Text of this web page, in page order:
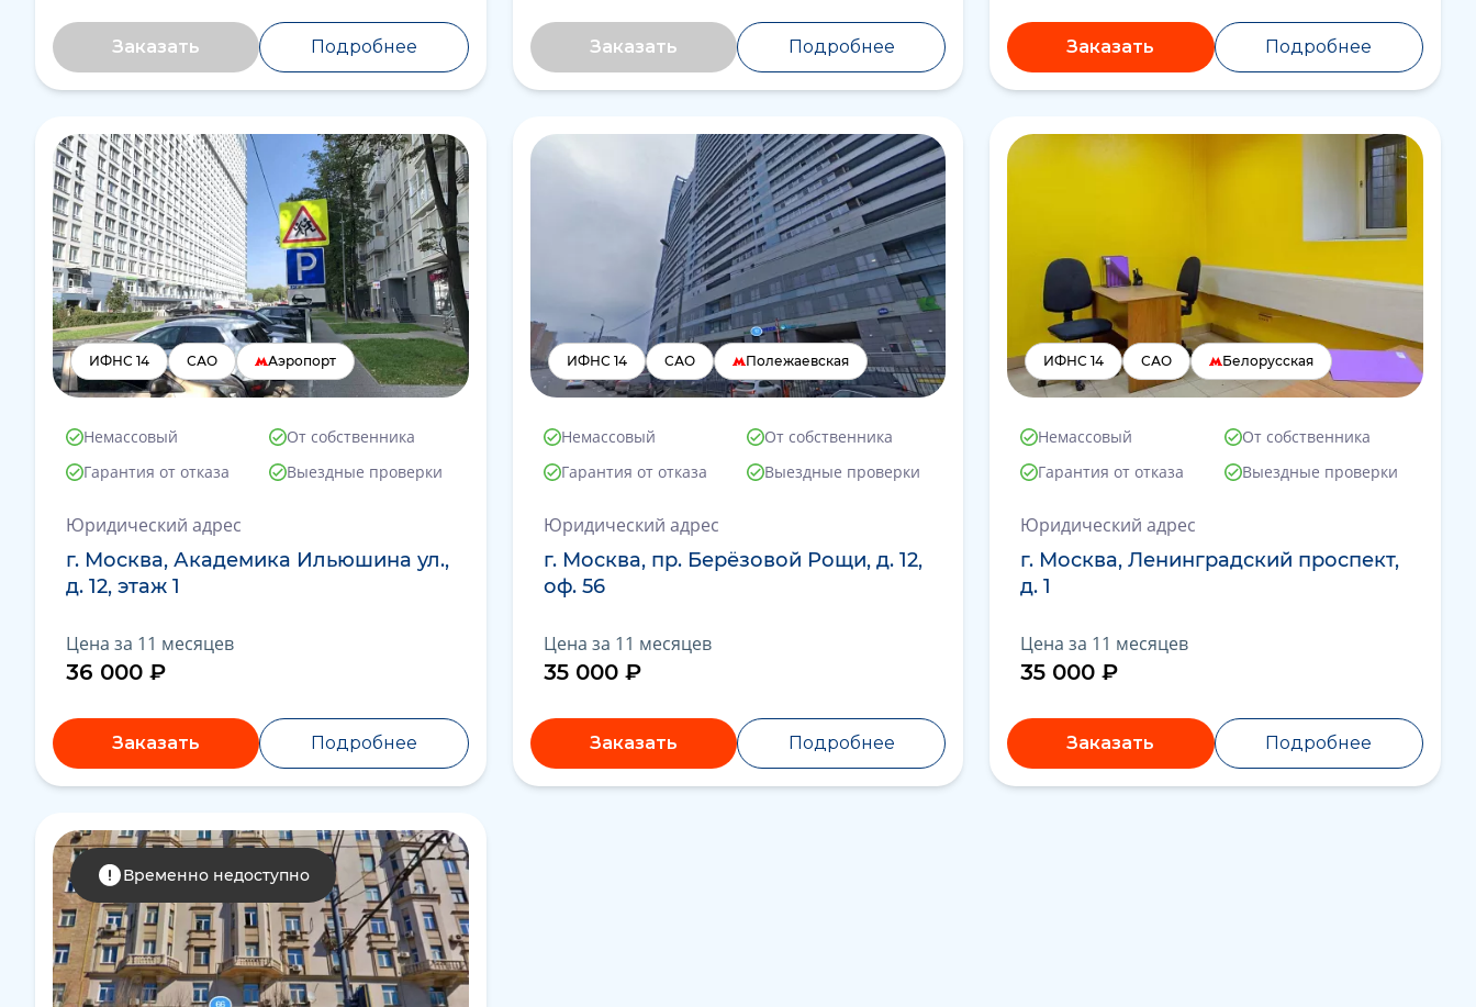
Заказать Подробнее Заказать Подробнее Заказать Подробнее
ИФНС 14 САО Аэропорт
Немассовый
От собственника
Гарантия от отказа
Выездные проверки
Юридический адрес
г. Москва, Академика Ильюшина ул.,
д. 12, этаж 1
Цена за 11 месяцев
36 000 ₽
Заказать Подробнее
ИФНС 14 САО Полежаевская
Немассовый
От собственника
Гарантия от отказа
Выездные проверки
Юридический адрес
г. Москва, пр. Берёзовой Рощи, д. 12,
оф. 56
Цена за 11 месяцев
35 000 ₽
Заказать Подробнее
ИФНС 14 САО Белорусская
Немассовый
От собственника
Гарантия от отказа
Выездные проверки
Юридический адрес
г. Москва, Ленинградский проспект,
д. 1
Цена за 11 месяцев
35 000 ₽
Заказать Подробнее
Временно недоступно